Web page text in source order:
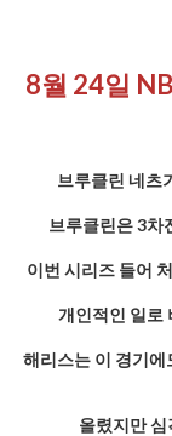
8월 24일
브루클린 네츠
브루클린은 3차
이번 시리즈 들어
개인적인 일로
해리스는 이 경기
올렸지만